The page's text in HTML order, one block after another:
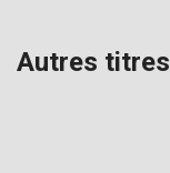
Autres titres